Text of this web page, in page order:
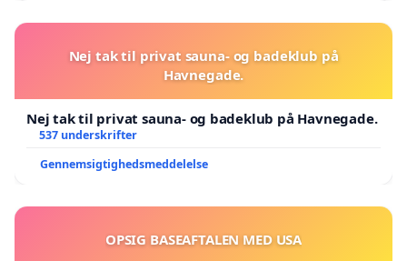
Nej tak til privat sauna- og badeklub på
Havnegade.
Nej tak til privat sauna- og badeklub på Havnegade.
537 underskrifter
Gennemsigtighedsmeddelelse
OPSIG BASEAFTALEN MED USA